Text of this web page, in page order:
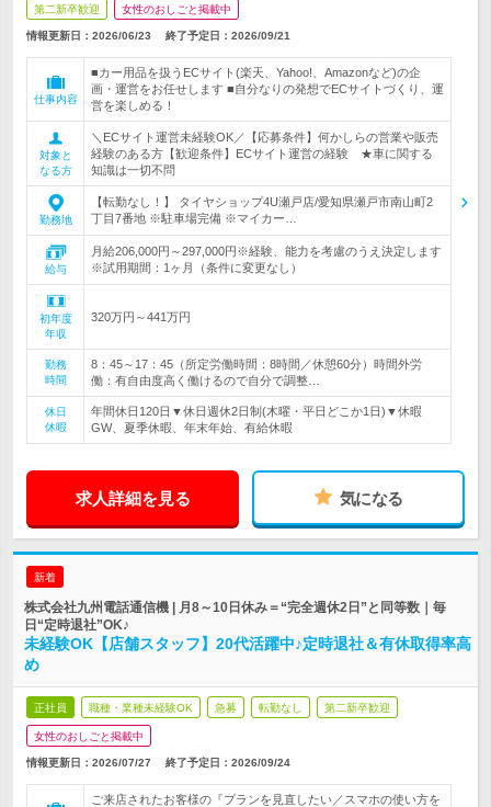
第二新卒歓迎 女性のおしごと掲載中
情報更新日：2026/06/23 終了予定日： 2026/09/21
仕事内容
■カー用品を扱うECサイト(楽天、Yahoo!、Amazonなど)の企
画・運営をお任せします ■自分なりの発想でECサイトづくり、運
営を楽しめる！
対象と
なる方
＼ECサイト運営未経験OK／【応募条件】何かしらの営業や販売
経験のある方【歓迎条件】ECサイト運営の経験 ★車に関する
知識は一切不問
勤務地
【転勤なし！】 タイヤショップ4U瀬戸店/愛知県瀬戸市南山町2
丁目7番地 ※駐車場完備 ※マイカー…
給与
月給206,000円～297,000円※経験、能力を考慮のうえ決定します
※試用期間：1ヶ月（条件に変更なし）
初年度
年収
320万円～441万円
勤務
時間
8：45～17：45（所定労働時間：8時間／休憩60分）時間外労
働：有自由度高く働けるので自分で調整…
休日
休暇
年間休日120日▼休日週休2日制(木曜・平日どこか1日)▼休暇
GW、夏季休暇、年末年始、有給休暇
求人詳細を見る 気になる
新着
株式会社九州電話通信機 | 月8～10日休み＝“完全週休2日”と同等数｜毎
日“定時退社”OK♪
未経験OK【店舗スタッフ】20代活躍中♪定時退社＆有休取得率高
め
正社員 職種・業種未経験OK 急募 転勤なし 第二新卒歓迎
女性のおしごと掲載中
情報更新日：2026/07/27 終了予定日： 2026/09/24
ご来店されたお客様の『プランを見直したい／スマホの使い方を